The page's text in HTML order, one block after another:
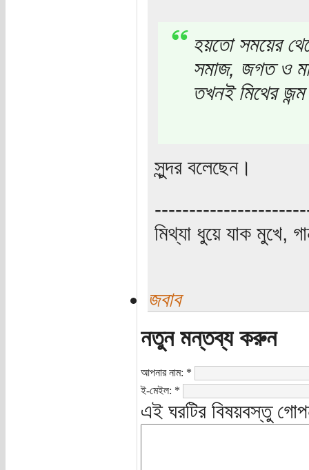
হয়তো সময়ের
সমাজ, জগত ও
তখনই মিথের
সুন্দর বলেছেন।
মিথ্যা ধুয়ে যাক মুখে,
জবাব
নতুন মন্তব্য করুন
আপনার নাম: *
ই-মেইল: *
এই ঘরটির বিষয়বস্তু